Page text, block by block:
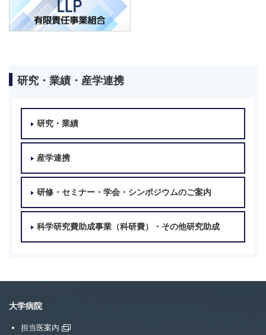
研究・業績・産学連携
研究・業績
産学連携
研修・セミナー・学会・シンポジウムのご案内
科学研究費助成事業（科研費）・その他研究助成
大学病院
担当医案内